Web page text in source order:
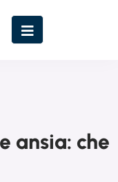
ansia: che